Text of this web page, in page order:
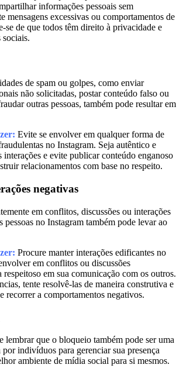
informações pessoais sem
mensagens excessivas ou comportamentos de
se de que todos têm direito à privacidade e
sociais.
de spam ou golpes, como enviar
não solicitadas, postar conteúdo falso ou
outras pessoas, também pode resultar em
Evite se envolver em qualquer forma de
no Instagram. Seja autêntico e
interações e evite publicar conteúdo enganoso
relacionamentos com base no respeito.
negativas
em conflitos, discussões ou interações
pessoas no Instagram também pode levar ao
Procure manter interações edificantes no
em conflitos ou discussões
respeitoso em sua comunicação com os outros.
tente resolvê-las de maneira construtiva e
recorrer a comportamentos negativos.
lembrar que o bloqueio também pode ser uma
por indivíduos para gerenciar sua presença
ambiente de mídia social para si mesmos.